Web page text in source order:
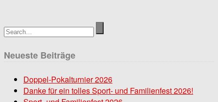
Neueste Beiträge
Doppel-Pokalturnier 2026
Danke für ein tolles Sport- und Familienfest 2026!